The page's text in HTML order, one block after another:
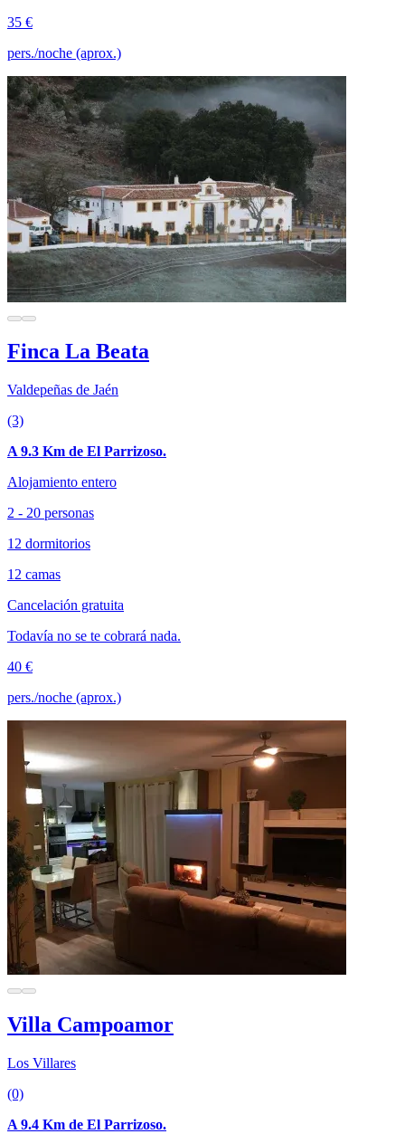
35 €
pers./noche (aprox.)
Finca La Beata
Valdepeñas de Jaén
(3)
A 9.3 Km de El Parrizoso.
Alojamiento entero
2 - 20 personas
12 dormitorios
12 camas
Cancelación gratuita
Todavía no se te cobrará nada.
40 €
pers./noche (aprox.)
Villa Campoamor
Los Villares
(0)
A 9.4 Km de El Parrizoso.